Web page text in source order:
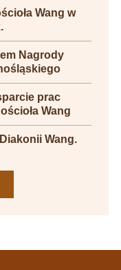
Wang w
Nagrody
prac
Wang
Wang.